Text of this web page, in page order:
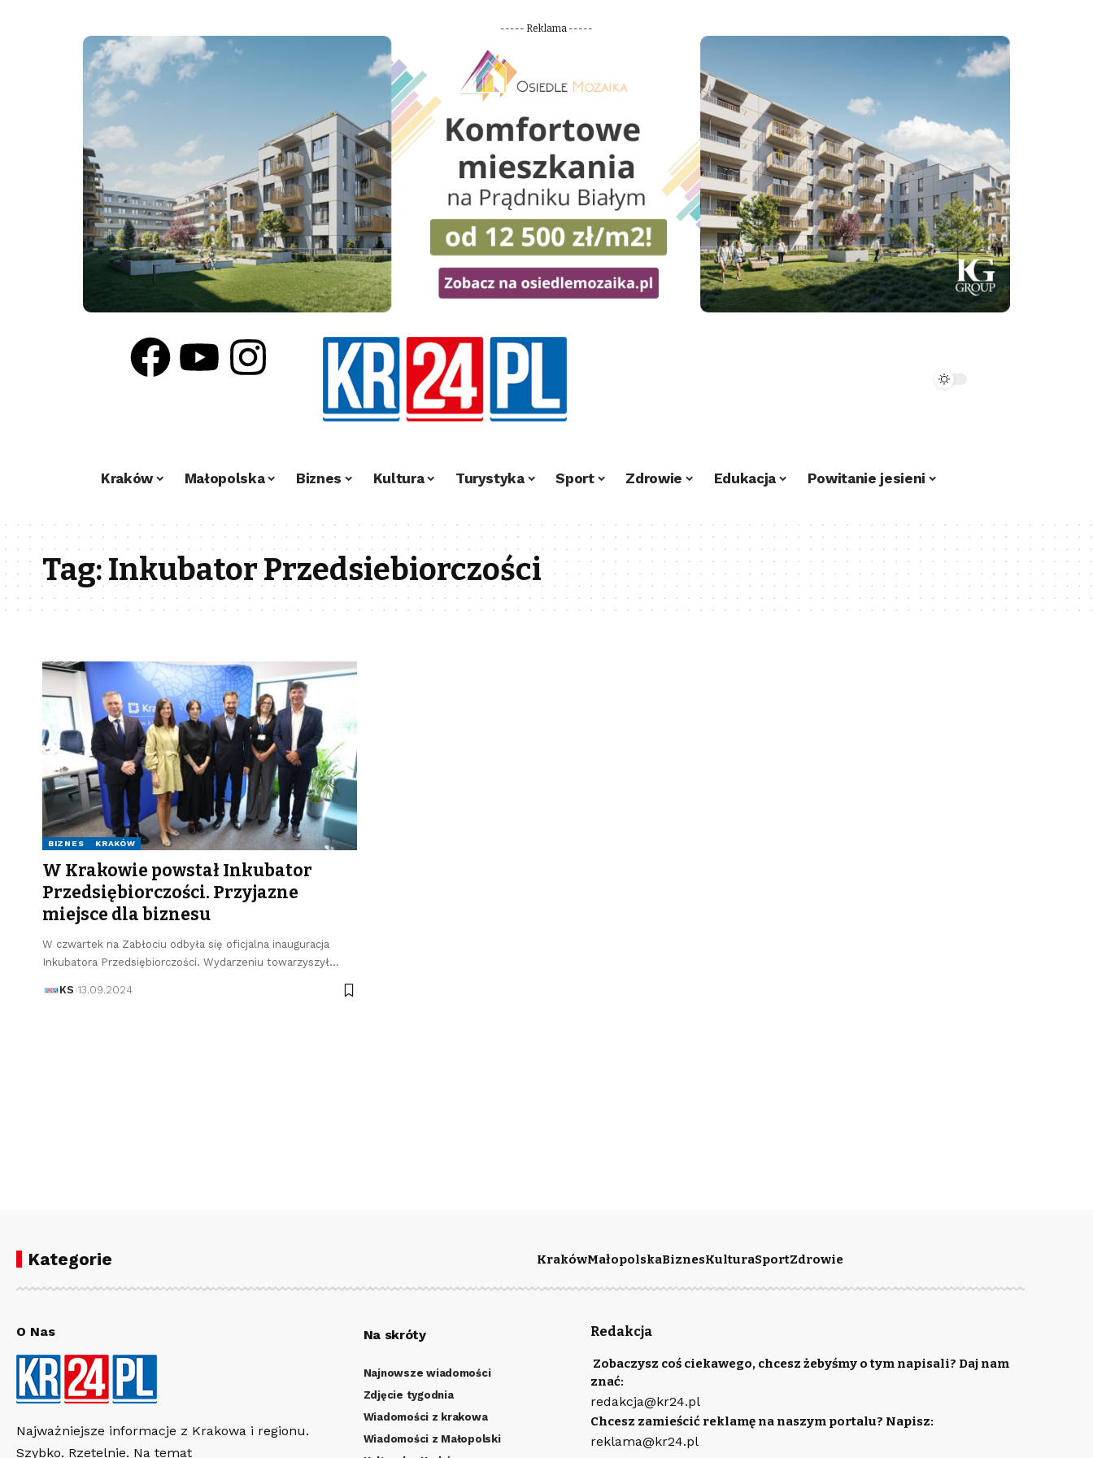
----- Reklama -----
Kraków Małopolska Biznes Kultura Turystyka Sport Zdrowie Edukacja Powitanie jesieni
Tag:Inkubator Przedsiebiorczości
BIZNES KRAKÓW
W Krakowie powstał Inkubator
Przedsiębiorczości. Przyjazne
miejsce dla biznesu
W czwartek na Zabłociu odbyła się oficjalna inauguracja
Inkubatora Przedsiębiorczości. Wydarzeniu towarzyszył…
KS 13.09.2024
Kategorie KrakówMałopolskaBiznesKulturaSportZdrowie
O Nas
Najważniejsze informacje z Krakowa i regionu.
Szybko. Rzetelnie. Na temat
Na skróty
Najnowsze wiadomości
Zdjęcie tygodnia
Wiadomości z krakowa
Wiadomości z Małopolski
Redakcja
Zobaczysz coś ciekawego, chcesz żebyśmy o tym napisali? Daj nam
znać:
redakcja@kr24.pl
Chcesz zamieścić reklamę na naszym portalu? Napisz:
reklama@kr24.pl